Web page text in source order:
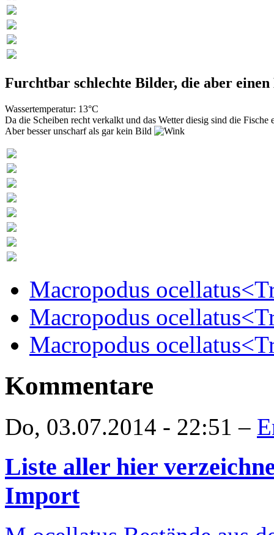
Furchtbar schlechte Bilder, die aber
Wassertemperatur: 13°C
Da die Scheiben recht verkalkt und das Wetter diesig sind die Fische
Aber besser unscharf als gar kein Bild
Macropodus
Macropodus
Macropodus
Kommentare
Do, 03.07.2014 - 22:51 –
Liste aller hier
Import